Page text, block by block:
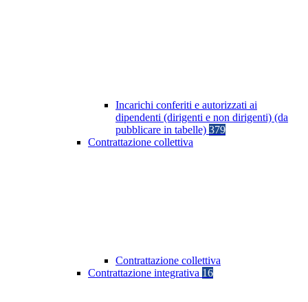
Incarichi conferiti e autorizzati ai
dipendenti (dirigenti e non dirigenti) (da
pubblicare in tabelle) 379
Contrattazione collettiva
Contrattazione collettiva
Contrattazione integrativa 16